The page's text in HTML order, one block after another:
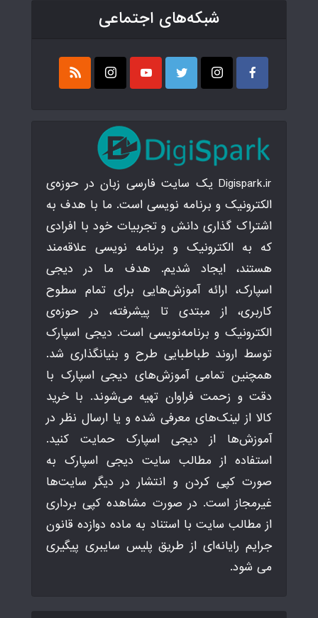
شبکه‌های اجتماعی
Digispark.ir یک سایت فارسی زبان در حوزه‌ی
الکترونیک و برنامه نویسی است. ما با هدف به
اشتراک گذاری دانش و تجربیات خود با افرادی
که به الکترونیک و برنامه نویسی علاقه‌مند
هستند، ایجاد شدیم. هدف ما در دیجی
اسپارک، ارائه آموزش‌هایی برای تمام سطوح
کاربری، از مبتدی تا پیشرفته، در حوزه‌ی
الکترونیک و برنامه‌نویسی است. دیجی اسپارک
توسط اروند طباطبایی طرح و بنیانگذاری شد.
همچنین تمامی آموزش‌های دیجی اسپارک با
دقت و زحمت فراوان تهیه می‌شوند. با خرید
کالا از لینک‌های معرفی شده و یا ارسال نظر در
آموزش‌ها از دیجی اسپارک حمایت کنید.
استفاده از مطالب سایت دیجی اسپارک به
صورت کپی کردن و انتشار در دیگر سایت‌ها
غیرمجاز است. در صورت مشاهده کپی برداری
از مطالب سایت با استناد به ماده دوازده قانون
جرایم رایانه‌ای از طریق پلیس سایبری پیگیری
می شود.